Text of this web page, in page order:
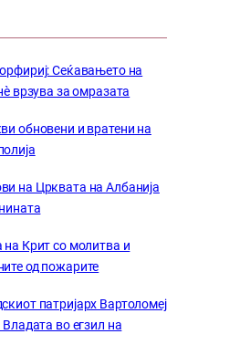
Сеќавањето на
врзува за омразата
обновени и вратени на
на Црквата на Албанија
Крит со молитва и
од пожарите
патријарх Вартоломеј
Владата во егзил на